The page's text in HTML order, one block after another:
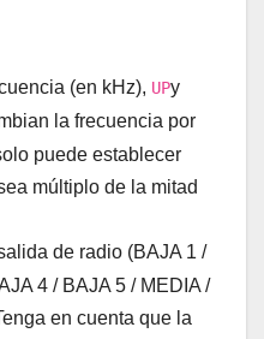
(en kHz), UPy
la frecuencia por
puede establecer
múltiplo de la mitad
de radio (BAJA 1 /
4 / BAJA 5 / MEDIA /
en cuenta que la